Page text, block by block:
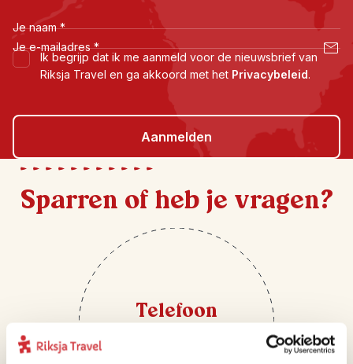
Je naam *
Je e-mailadres *
Ik begrijp dat ik me aanmeld voor de nieuwsbrief van
Riksja Travel en ga akkoord met het Privacybeleid.
Aanmelden
Sparren of heb je vragen?
Telefoon